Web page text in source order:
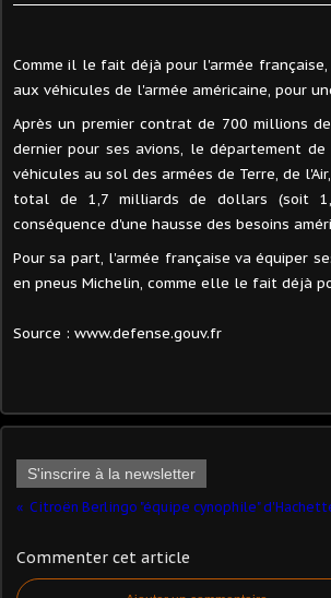
Comme il le fait déjà pour l'armée
aux véhicules de l'armée américaine, pour
Après un premier contrat de 700 millions
dernier pour ses avions, le département
véhicules au sol des armées de Terre, de
total de 1,7 milliards de dollars (soit
conséquence d'une hausse des besoins
Pour sa part, l'armée française va équiper
en pneus Michelin, comme elle le fait déjà
Source : www.defense.gouv.fr
S'inscrire à la newsletter
Commenter cet article